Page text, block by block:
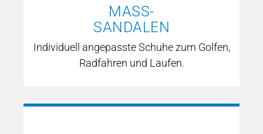
mehr erfahren
MASS-
SANDALEN
Individuell angepasste Schuhe zum Golfen,
Radfahren und Laufen.